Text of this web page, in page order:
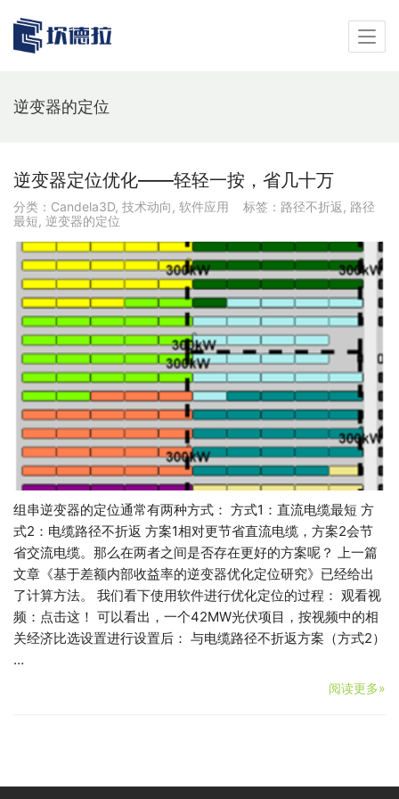
逆变器的定位
逆变器定位优化——轻轻一按，省几十万
分类： Candela3D, 技术动向 , 软件应用 标签： 路径不折返 , 路径
最短, 逆变器的定位
组串逆变器的定位通常有两种方式： 方式1：直流电缆最短 方
式2：电缆路径不折返 方案1相对更节省直流电缆，方案2会节
省交流电缆。那么在两者之间是否存在更好的方案呢？ 上一篇
文章《基于差额内部收益率的逆变器优化定位研究》已经给出
了计算方法。 我们看下使用软件进行优化定位的过程： 观看视
频：点击这！ 可以看出，一个42MW光伏项目，按视频中的相
关经济比选设置进行设置后： 与电缆路径不折返方案（方式2）
…
阅读更多»